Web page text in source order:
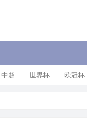
中超 世界杯 欧冠杯